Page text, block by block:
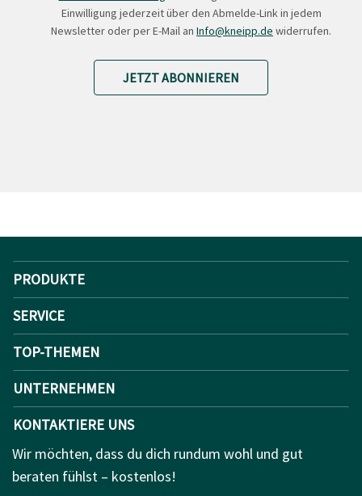
Einwilligung jederzeit über den Abmelde-Link in jedem
Newsletter oder per E-Mail an Info@kneipp.de widerrufen.
JETZT ABONNIEREN
PRODUKTE
SERVICE
TOP-THEMEN
UNTERNEHMEN
KONTAKTIERE UNS
Wir möchten, dass du dich rundum wohl und gut
beraten fühlst – kostenlos!